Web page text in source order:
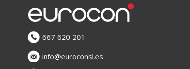
667 620 201
info@euroconsl.es